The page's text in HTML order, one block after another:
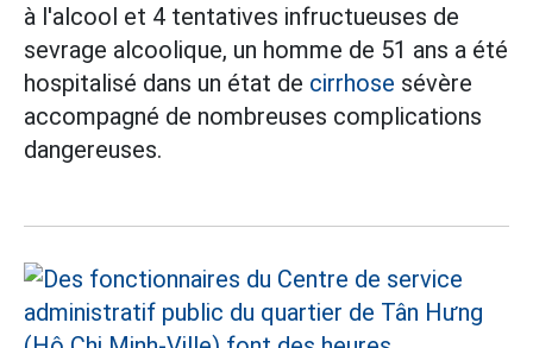
à l'alcool et 4 tentatives infructueuses de
sevrage alcoolique, un homme de 51 ans a été
hospitalisé dans un état de cirrhose sévère
accompagné de nombreuses complications
dangereuses.